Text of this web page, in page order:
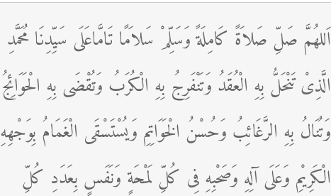
اَللهُمَّ صَلِّ صَلاَةً كَامِلَةً وَسَلِّمْ سَلاَمًا تَامَّاعَلَى سَيِّدِنَا مُحَمَّدِ
الَّذِىْ تَنْحَلُّ بِهِ الْعُقَدُ وَتَنْفَرِجُ بِهِ الْكُرَبُ وَتُقْضَى بِهِ الْحَوَائِجُ
وَتُنَالُ بِهِ الرَّغَائِبُ وَحُسْنُ الْخَوَاتِمِ وَيُسْتَسْقَى الْغَمَامُ بِوَجْهِهِ
الْكَرِيْمِ وَعَلَى آلِهِ وَصَحْبِهِ فِى كُلِّ لَمْحَةٍ وَنَفَسٍ بِعَدَدِ كُلِّ